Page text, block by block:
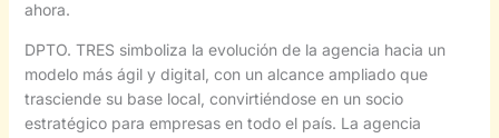
ahora.
DPTO. TRES simboliza la evolución de la agencia hacia un
modelo más ágil y digital, con un alcance ampliado que
trasciende su base local, convirtiéndose en un socio
estratégico para empresas en todo el país. La agencia